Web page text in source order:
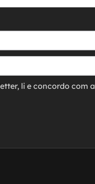
li e concordo com a